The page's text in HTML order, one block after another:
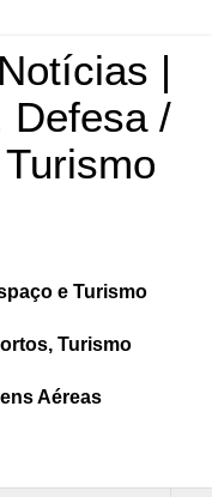
|
Defesa /
e Turismo
Turismo
Aéreas